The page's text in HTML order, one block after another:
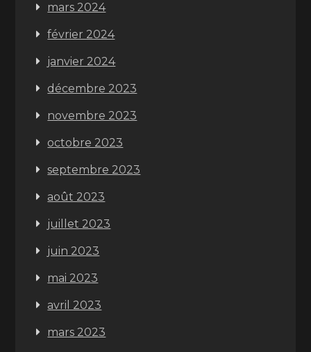
mars 2024
février 2024
janvier 2024
décembre 2023
novembre 2023
octobre 2023
septembre 2023
août 2023
juillet 2023
juin 2023
mai 2023
avril 2023
mars 2023